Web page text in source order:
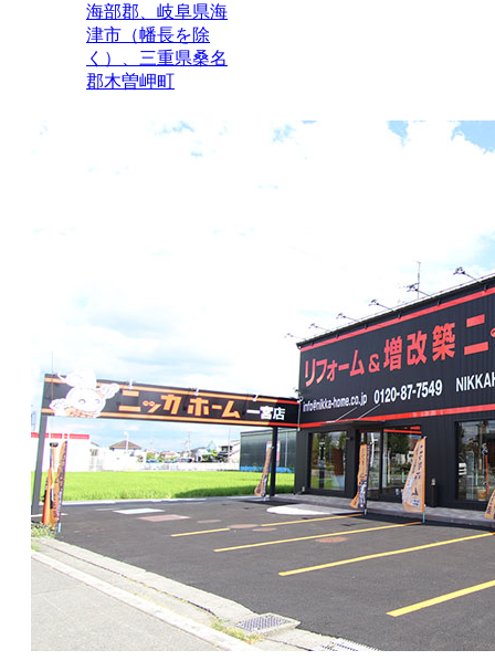
海部郡、岐阜県海
津市（幡長を除
く）、三重県桑名
郡木曽岬町